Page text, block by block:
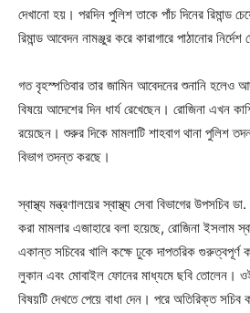
দেখানো হয়। পরদিন পুলিশ তাকে পাঁচ দিনের রিমান্ড
রিমান্ড আবেদন নামঞ্জুর করে কারাগারে পাঠানোর নির্দেশ
গত বৃহস্পতিবার তার জামিন আবেদনের শুনানি হলেও
বিষয়ে আদেশের দিন ধার্য রেখেছেন। রোজিনা এখন
রয়েছেন। শুরুর দিকে মামলাটি শাহবাগ থানা পুলিশ
বিভাগ তদন্ত করছে।
স্বাস্থ্য মন্ত্রণালয়ের স্বাস্থ্য সেবা বিভাগের উপসচিব
করা মামলার এজাহারে বলা হয়েছে, রোজিনা ইসলাম
একান্ত সচিবের খালি কক্ষে ঢুকে দাপতরিক গুরুত্বপূর্ণ
লুকান এবং মোবাইল ফোনের মাধ্যমে ছবি তোলেন।
বিষয়টি দেখতে পেয়ে বাধা দেন। পরে অতিরিক্ত সচিব